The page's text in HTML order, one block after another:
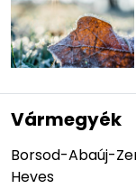
Vármegyék
Borsod-Abaúj-
Heves